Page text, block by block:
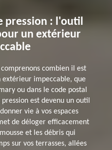
pression : l'outil
un extérieur
comprenons combien il est
impeccable, que
ou dans le code postal
est devenu un outil
vie à vos espaces
de déloger efficacement
et les débris qui
sur vos terrasses, allées